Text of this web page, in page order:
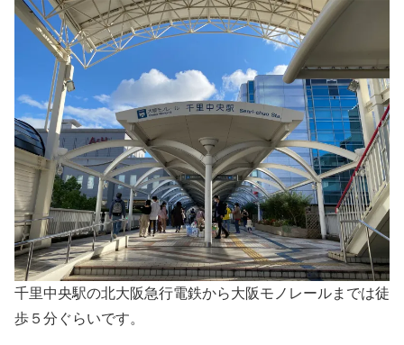
千里中央駅の北大阪急行電鉄から大阪モノレールまでは徒
歩５分ぐらいです。